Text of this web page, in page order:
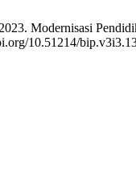
Modernisasi
10.51214/